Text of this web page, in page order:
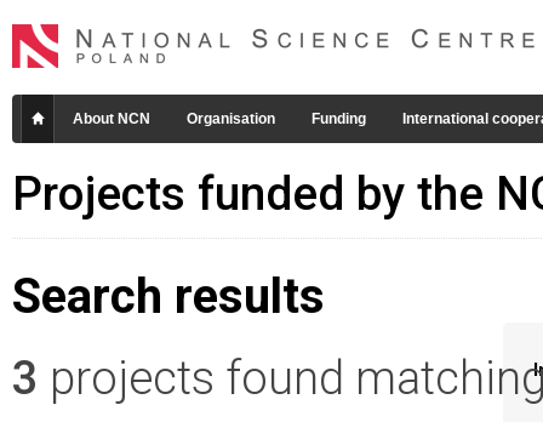
About NCN Organisation Funding International
Projects funded by the
Search results
3 projects found